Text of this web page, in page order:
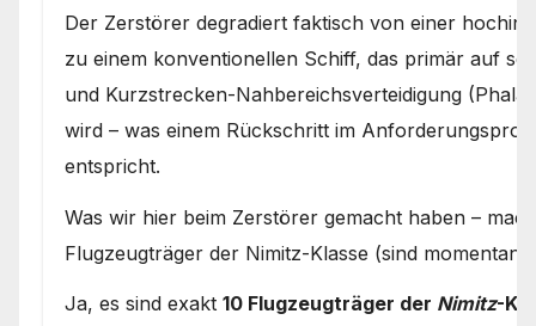
Der Zerstörer degradiert faktisch von einer
zu einem konventionellen Schiff, das primär auf
und Kurzstrecken-Nahbereichsverteidigung
wird – was einem Rückschritt im
entspricht.
Was wir hier beim Zerstörer gemacht haben –
Flugzeugträger der Nimitz-Klasse (sind momentan
Ja, es sind exakt 10 Flugzeugträger der Nimitz-